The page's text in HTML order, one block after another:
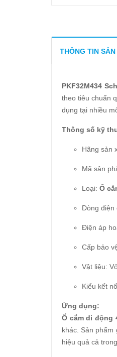
THÔNG TIN SẢN
PKF32M434
theo tiêu chuẩn
dụng tại nhiều
Thông số kỹ
Hãng sản
Mã sản
Loại: Ổ
Dòng điện
Điện áp
Cấp bảo
Vật liệu:
Kiểu kết
Ứng dụng:
Ổ cắm di động
khác. Sản
hiệu quả cả